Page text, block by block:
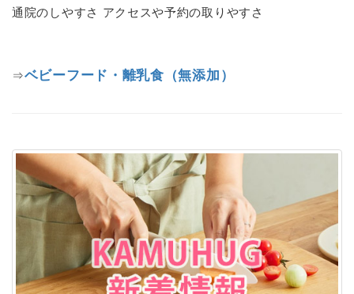
通院のしやすさ アクセスや予約の取りやすさ
⇒ベビーフード・離乳食（無添加）